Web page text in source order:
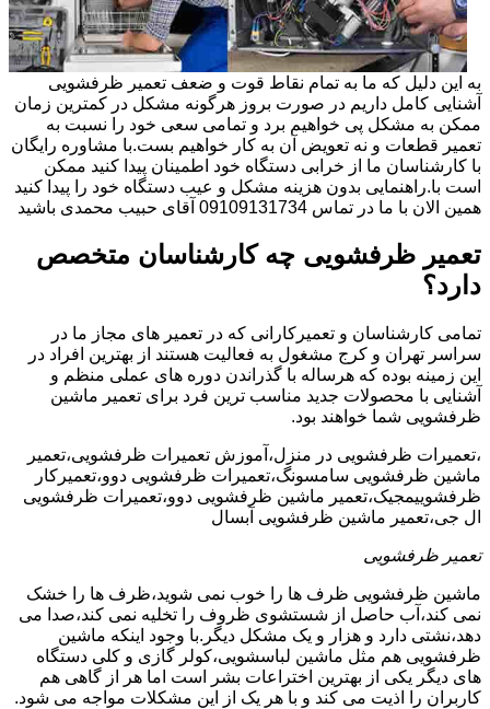
به این دلیل که ما به تمام نقاط قوت و ضعف تعمیر ظرفشویی
آشنایی کامل داریم در صورت بروز هرگونه مشکل در کمترین زمان
ممکن به مشکل پی خواهیم برد و تمامی سعی خود را نسبت به
تعمیر قطعات و نه تعویض آن به کار خواهیم بست.با مشاوره رایگان
با کارشناسان ما از خرابی دستگاه خود اطمینان پیدا کنید ممکن
است با.راهنمایی بدون هزینه مشکل و عیب دستگاه خود را پیدا کنید
همین الان با ما در تماس 09109131734 آقای حبیب محمدی باشید
تعمیر ظرفشویی چه کارشناسان متخصص
دارد؟
تمامی کارشناسان و تعمیرکارانی که در تعمیر های مجاز ما در
سراسر تهران و کرج مشغول به فعالیت هستند از بهترین افراد در
این زمینه بوده که هرساله با گذراندن دوره های عملی منظم و
آشنایی با محصولات جدید مناسب ترین فرد برای تعمیر ماشین
ظرفشویی شما خواهند بود.
،تعمیرات ظرفشویی در منزل،آموزش تعمیرات ظرفشویی،تعمیر
ماشین ظرفشویی سامسونگ،تعمیرات ظرفشویی دوو،تعمیرکار
ظرفشوییمجیک،تعمیر ماشین ظرفشویی دوو،تعمیرات ظرفشویی
ال جی،تعمیر ماشین ظرفشویی آبسال
تعمیر ظرفشویی
ماشین ظرفشویی ظرف ها را خوب نمی شوید،ظرف ها را خشک
نمی کند،آب حاصل از شستشوی ظروف را تخلیه نمی کند،صدا می
دهد،نشتی دارد و هزار و یک مشکل دیگر.با وجود اینکه ماشین
ظرفشویی هم مثل ماشین لباسشویی،کولر گازی و کلی دستگاه
های دیگر یکی از بهترین اختراعات بشر است اما هر از گاهی هم
کاربران را اذیت می کند و با هر یک از این مشکلات مواجه می شود.